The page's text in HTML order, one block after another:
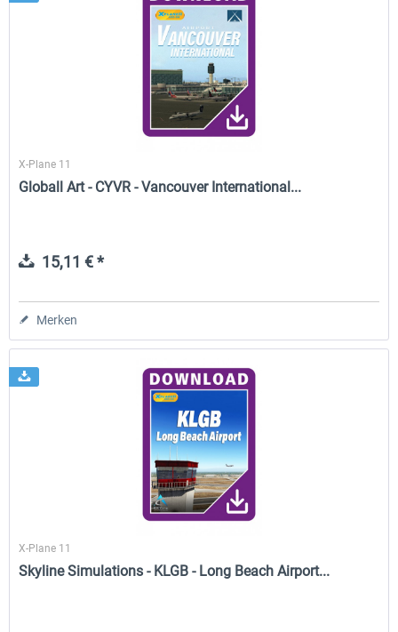
X-Plane 11
Globall Art - CYVR - Vancouver International...
15,11 € *
Merken
X-Plane 11
Skyline Simulations - KLGB - Long Beach Airport...